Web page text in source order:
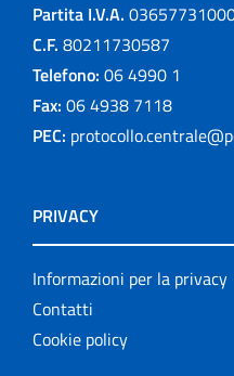
Partita I.V.A.
C.F. 80211730587
Telefono: 06 4990 1
Fax: 06 4938 7118
PEC:
PRIVACY
Informazioni per la privacy
Contatti
Cookie policy